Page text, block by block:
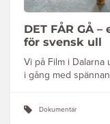
DET FÅR GÅ
för svensk ull
Vi på Film i Dalarna
i gång med
Dokumentär